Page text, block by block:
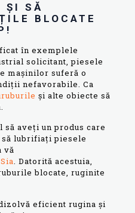
ȘI SĂ
BLOCATE
în exemplele
solicitant, piesele
mașinilor suferă o
nefavorabile. Ca
și alte obiecte să
aveți un produs care
lubrifiați piesele
vă
. Datorită acestuia,
blocate, ruginite
eficient rugina și